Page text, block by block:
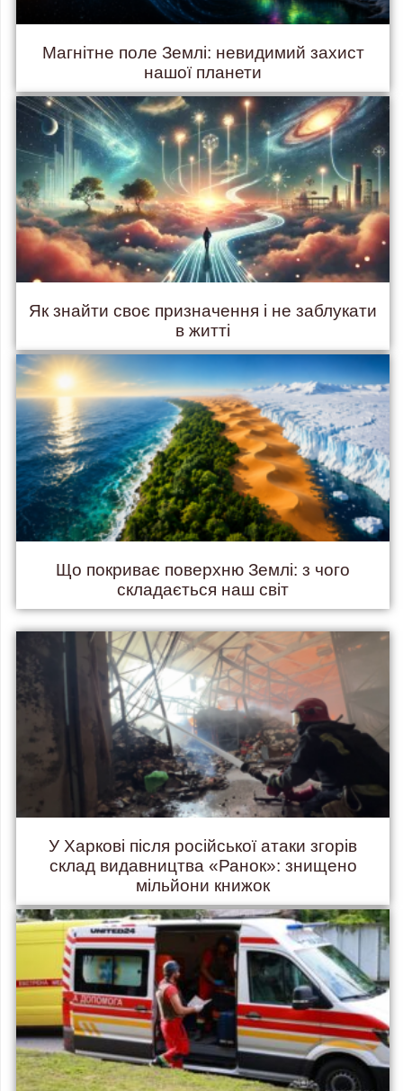
Магнітне поле Землі: невидимий захист
нашої планети
Як знайти своє призначення і не заблукати
в житті
Що покриває поверхню Землі: з чого
складається наш світ
У Харкові після російської атаки згорів
склад видавництва «Ранок»: знищено
мільйони книжок